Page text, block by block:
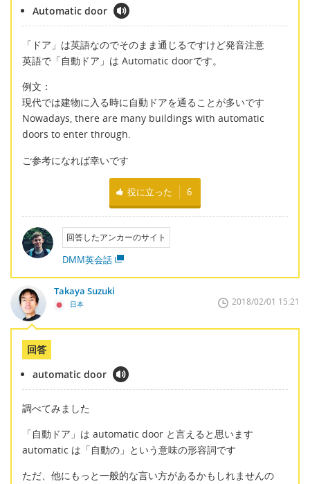
Automatic door
「ドア」は英語なのでそのまま通じるですけど発音注意
英語で「自動ドア」は Automatic doorです。
例文：
現代では建物に入る時に自動ドアを通ることが多いです
Nowadays, there are many buildings with automatic
doors to enter through.
ご参考になれば幸いです
役に立った 6
回答したアンカーのサイト
DMM英会話
Takaya Suzuki
日本 2018/02/01 15:21
回答
automatic door
調べてみました
「自動ドア」は automatic door と言えると思います
automatic は「自動の」という意味の形容詞です
ただ、他にもっと一般的な言い方があるかもしれませんの